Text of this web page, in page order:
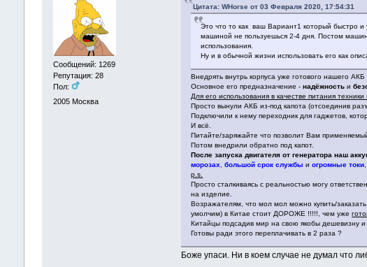
Сообщений: 1269
Репутация: 28
Пол:
2005 Москва
Цитата: WHorse от 03 Февраля 2020, 17:54:31
Это что то как ваш Вариант1 который быстро
машиной не пользуешься 2-4 дня. Постом
использования.
Ну и в обычной жизни использовать его как
Внедрять внутрь корпуса уже готового нашего
Основное его предназначение -надёжностьи
Для его использования в качестве питания
Просто вынули АКБ из-под капота (отсоединив
Подключили к нему переходник для гаджетов,
И всё.
Питайте/заряжайте что позволит Вам
Потом внедрили обратно под капот.
После запуска двигателя от генератора наш
морозах,большой срок службы иогромные токи
p.s.
Просто сталкиваясь с реальностью могу
на изделие.
Возражателям, что мол мол можно купить/
умолчим) в Китае стоит ДОРОЖЕ !!!!!, чем уже
Китайцы подсадив мир на свою якобы дешевизну и
Готовы ради этого переплачивать в 2 раза ?
Боже упаси. Ни в коем случае не думал что